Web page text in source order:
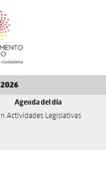
2026
Agenda del día
Actividades Legislativas